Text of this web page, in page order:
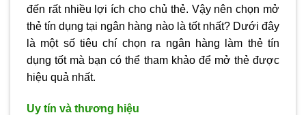
đến rất nhiều lợi ích cho chủ thẻ. Vậy nên chọn mở
thẻ tín dụng tại ngân hàng nào là tốt nhất? Dưới đây
là một số tiêu chí chọn ra ngân hàng làm thẻ tín
dụng tốt mà bạn có thể tham khảo để mở thẻ được
hiệu quả nhất.
Uy tín và thương hiệu